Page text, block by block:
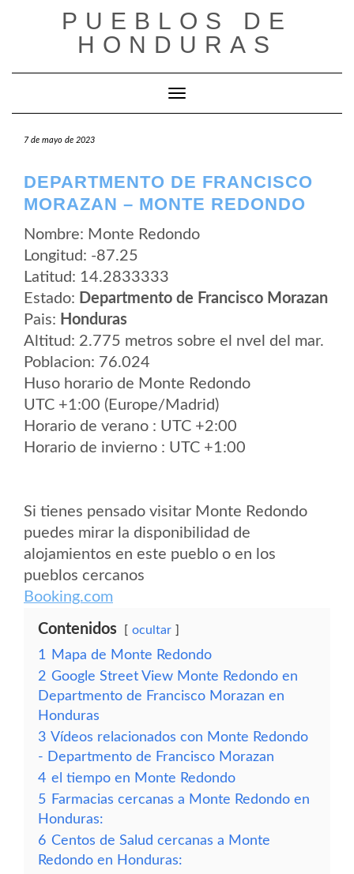
PUEBLOS DE
HONDURAS
Cambiar modo de navegación
7 de mayo de 2023
DEPARTMENTO DE FRANCISCO
MORAZAN – MONTE REDONDO
Nombre: Monte Redondo
Longitud: -87.25
Latitud: 14.2833333
Estado: Departmento de Francisco Morazan
Pais: Honduras
Altitud: 2.775 metros sobre el nvel del mar.
Poblacion: 76.024
Huso horario de Monte Redondo
UTC +1:00 (Europe/Madrid)
Horario de verano : UTC +2:00
Horario de invierno : UTC +1:00
Si tienes pensado visitar Monte Redondo
puedes mirar la disponibilidad de
alojamientos en este pueblo o en los
pueblos cercanos
Booking.com
Contenidos ocultar
1
Mapa de Monte Redondo
2 Google Street View Monte Redondo en
Departmento de Francisco Morazan en
Honduras
3 Vídeos relacionados con Monte Redondo
- Departmento de Francisco Morazan
4 el tiempo en Monte Redondo
5 Farmacias cercanas a Monte Redondo en
Honduras:
6 Centos de Salud cercanas a Monte
Redondo en Honduras: